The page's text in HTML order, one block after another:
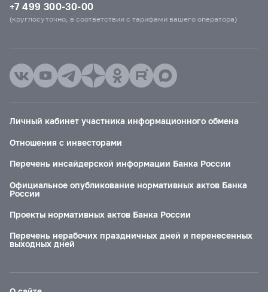
+7 499 300-30-00
(круглосуточно, в соответствии с тарифами вашего оператора)
Личный кабинет участника информационного обмена
Отношения с инвесторами
Перечень инсайдерской информации Банка России
Официальное опубликование нормативных актов Банка
России
Проекты нормативных актов Банка России
Перечень нерабочих праздничных дней и перенесенных
выходных дней